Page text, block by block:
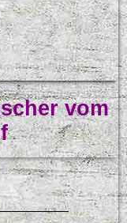
vom